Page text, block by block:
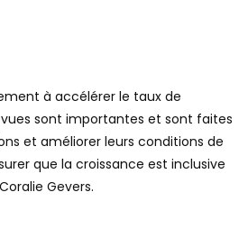
à accélérer le taux de
sont importantes et sont faites
et améliorer leurs conditions de
que la croissance est inclusive
Gevers.